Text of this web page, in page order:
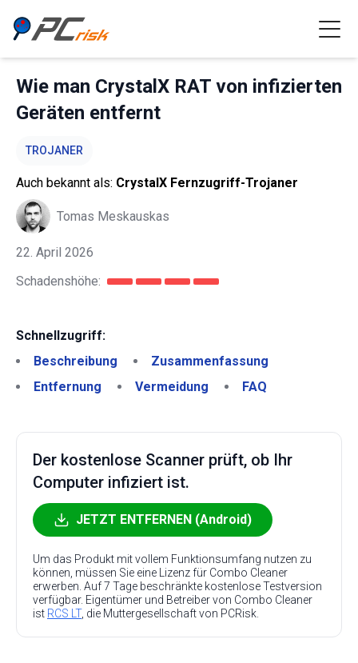
Wie man CrystalX RAT von infizierten
Geräten entfernt
TROJANER
Auch bekannt als: CrystalX Fernzugriff-Trojaner
Tomas Meskauskas
22. April 2026
Schadenshöhe:
Schnellzugriff:
Beschreibung
Zusammenfassung
Entfernung
Vermeidung FAQ
Der kostenlose Scanner prüft, ob Ihr
Computer infiziert ist.
JETZT ENTFERNEN (Android)
Um das Produkt mit vollem Funktionsumfang nutzen zu
können, müssen Sie eine Lizenz für Combo Cleaner
erwerben. Auf 7 Tage beschränkte kostenlose Testversion
verfügbar. Eigentümer und Betreiber von Combo Cleaner
ist RCS LT, die Muttergesellschaft von PCRisk.